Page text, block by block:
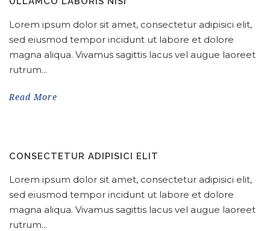
Lorem ipsum dolor sit amet, consectetur adipisici elit,
sed eiusmod tempor incidunt ut labore et dolore
magna aliqua. Vivamus sagittis lacus vel augue laoreet
rutrum...
Read More
CONSECTETUR ADIPISICI ELIT
Lorem ipsum dolor sit amet, consectetur adipisici elit,
sed eiusmod tempor incidunt ut labore et dolore
magna aliqua. Vivamus sagittis lacus vel augue laoreet
rutrum...